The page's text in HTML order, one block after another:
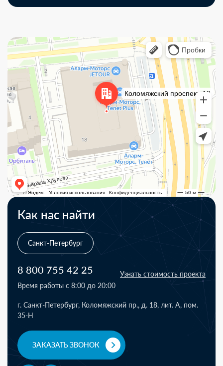
Как нас найти
Санкт-Петербург
8 800 755 42 25
Время работы с 8:00 до 20:00
Узнать стоимость проекта
г. Санкт-Петербург, Коломяжский пр., д. 18, лит. А, пом.
35-Н
ЗАКАЗАТЬ ЗВОНОК